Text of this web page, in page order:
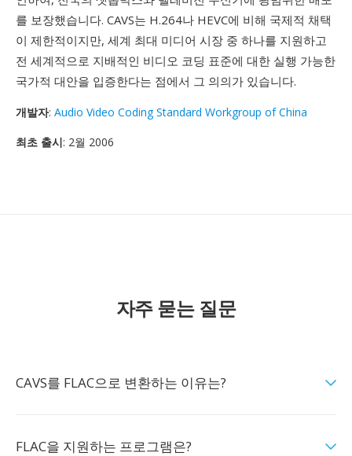
를 보장했습니다. CAVS는 H.264나 HEVC에 비해 국제적 채택
이 제한적이지만, 세계 최대 미디어 시장 중 하나를 지원하고
전 세계적으로 지배적인 비디오 코딩 표준에 대한 실행 가능한
국가적 대안을 입증한다는 점에서 그 의의가 있습니다.
개발자: Audio Video Coding Standard Workgroup of China
최초 출시: 2월 2006
자주 묻는 질문
CAVS를 FLAC으로 변환하는 이유는?
FLAC을 지원하는 프로그램은?